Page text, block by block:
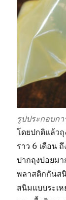
รูปประกอบก
โดยปกติแล้ว
ราว 6 เดือน
ปากถุงบ่อยม
พลาสติกกันส
สนิมแบบระเห